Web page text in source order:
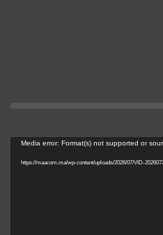
Media error: Format(s) not supported or